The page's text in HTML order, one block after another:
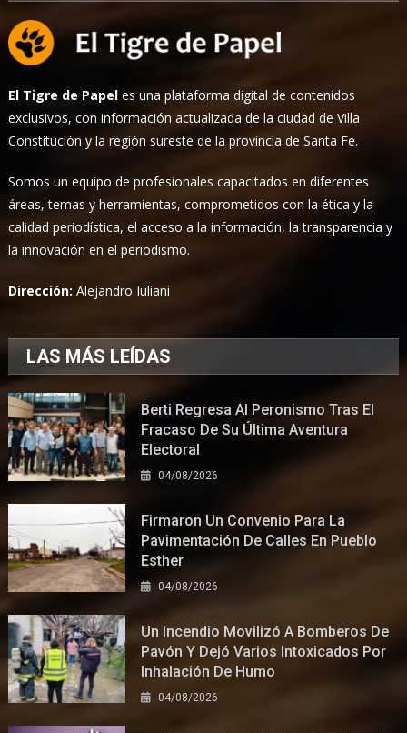
El Tigre de Papel es una plataforma digital de contenidos
exclusivos, con información actualizada de la ciudad de Villa
Constitución y la región sureste de la provincia de Santa Fe.
Somos un equipo de profesionales capacitados en diferentes
áreas, temas y herramientas, comprometidos con la ética y la
calidad periodística, el acceso a la información, la transparencia y
la innovación en el periodismo.
Dirección:Alejandro Iuliani
LAS MÁS LEÍDAS
Berti Regresa Al Peronismo Tras El
Fracaso De Su Última Aventura
Electoral
04/08/2026
Firmaron Un Convenio Para La
Pavimentación De Calles En Pueblo
Esther
04/08/2026
Un Incendio Movilizó A Bomberos De
Pavón Y Dejó Varios Intoxicados Por
Inhalación De Humo
04/08/2026